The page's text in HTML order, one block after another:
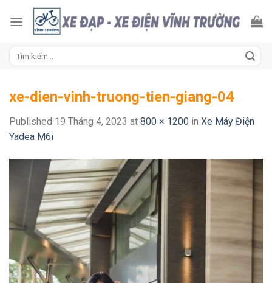
xe-dien-vinh-truong-tien-giang-04
Published 19 Tháng 4, 2023 at 800 × 1200 in Xe Máy Điện
Yadea M6i